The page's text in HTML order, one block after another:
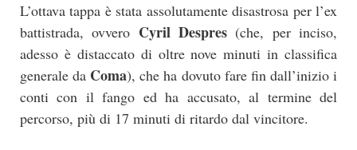
L’ottava tappa è stata assolutamente disastrosa per l’ex
battistrada, ovvero Cyril Despres (che, per inciso,
adesso è distaccato di oltre nove minuti in classifica
generale da Coma), che ha dovuto fare fin dall’inizio i
conti con il fango ed ha accusato, al termine del
percorso, più di 17 minuti di ritardo dal vincitore.